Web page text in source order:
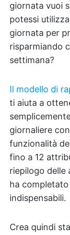
giornata vuoi
potessi
giornata per
risparmiando
settimana?
Il modello di
ti aiuta a
giornaliere
funzionalità
fino a 12
riepilogo
ha
indispensabili.
Crea quindi